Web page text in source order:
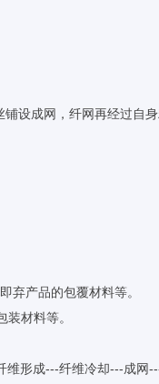
设成网，纤网再经过自
弃产品的包覆材料等。
材料等。
形成---纤维冷却---成网